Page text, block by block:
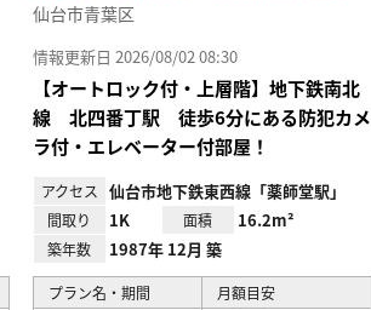
仙台市青葉区
情報更新日 2026/08/02 08:30
【オートロック付・上層階】地下鉄南北
線 北四番丁駅 徒歩6分にある防犯カメ
ラ付・エレベーター付部屋！
アクセス 仙台市地下鉄東西線「薬師堂駅」
間取り 1K 面積 16.2m²
築年数 1987年 12月 築
プラン名・期間 月額目安